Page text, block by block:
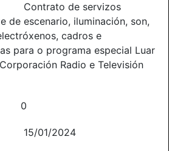
Contrato de servizos
de escenario, iluminación, son,
cadros e
para o programa especial Luar
Radio e Televisión
0
15/01/2024